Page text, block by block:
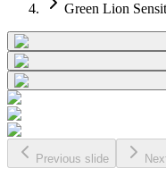
Green Lion
Previous slide